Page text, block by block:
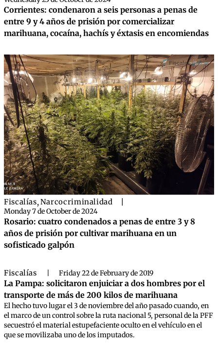
Corrientes: condenaron a seis personas a penas de
entre 9 y 4 años de prisión por comercializar
marihuana, cocaína, hachís y éxtasis en encomiendas
Fiscalías, Narcocriminalidad
Monday 7 de October de 2024
Rosario: cuatro condenados a penas de entre 3 y 8
años de prisión por cultivar marihuana en un
sofisticado galpón
Fiscalías Friday 22 de February de 2019
La Pampa: solicitaron enjuiciar a dos hombres por el
transporte de más de 200 kilos de marihuana
El hecho tuvo lugar el 3 de noviembre del año pasado cuando, en
el marco de un control sobre la ruta nacional 5, personal de la PFF
secuestró el material estupefaciente oculto en el vehículo en el
que se movilizaba uno de los imputados.